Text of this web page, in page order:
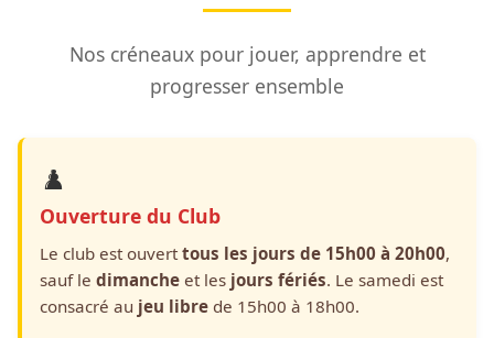
Nos créneaux pour jouer, apprendre et
progresser ensemble
♟️
Ouverture du Club
Le club est ouvert tous les jours de 15h00 à 20h00,
sauf le dimanche et les jours fériés. Le samedi est
consacré au jeu libre de 15h00 à 18h00.